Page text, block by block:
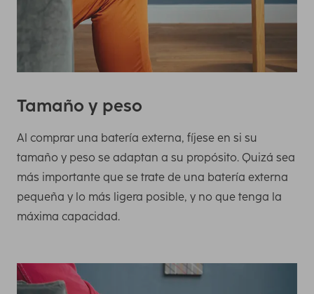
Tamaño y peso
Al comprar una batería externa, fíjese en si su
tamaño y peso se adaptan a su propósito. Quizá sea
más importante que se trate de una batería externa
pequeña y lo más ligera posible, y no que tenga la
máxima capacidad.